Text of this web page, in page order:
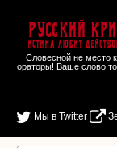
Русский
Истина любит
Словесной не место
ораторы! Ваше слово
Мы в Twitter